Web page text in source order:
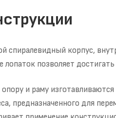
корпус,
лопаток позволяет
и раму
предназначенного для